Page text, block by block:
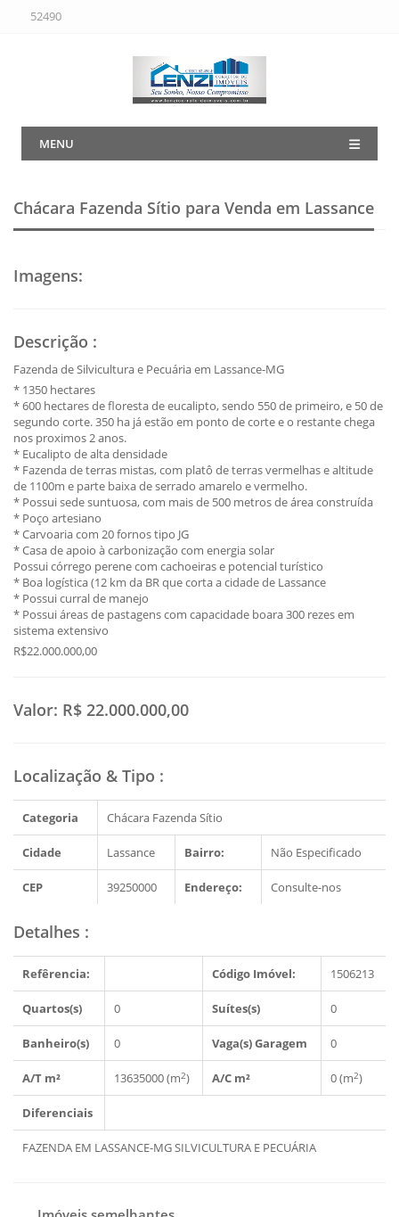
52490
MENU
Chácara Fazenda Sítio para Venda em Lassance
Imagens:
Descrição :
Fazenda de Silvicultura e Pecuária em Lassance-MG
* 1350 hectares
* 600 hectares de floresta de eucalipto, sendo 550 de primeiro, e 50 de
segundo corte. 350 ha já estão em ponto de corte e o restante chega
nos proximos 2 anos.
* Eucalipto de alta densidade
* Fazenda de terras mistas, com platô de terras vermelhas e altitude
de 1100m e parte baixa de serrado amarelo e vermelho.
* Possui sede suntuosa, com mais de 500 metros de área construída
* Poço artesiano
* Carvoaria com 20 fornos tipo JG
* Casa de apoio à carbonização com energia solar
Possui córrego perene com cachoeiras e potencial turístico
* Boa logística (12 km da BR que corta a cidade de Lassance
* Possui curral de manejo
* Possui áreas de pastagens com capacidade boara 300 rezes em
sistema extensivo
R$22.000.000,00
Valor: R$ 22.000.000,00
Localização & Tipo :
Categoria Chácara Fazenda Sítio
Cidade Lassance Bairro: Não Especificado
CEP 39250000 Endereço: Consulte-nos
Detalhes :
Refêrencia: Código Imóvel: 1506213
Quartos(s) 0 Suítes(s) 0
Banheiro(s) 0 Vaga(s) Garagem 0
A/T m² 13635000 (m2) A/C m² 0 (m2)
Diferenciais
FAZENDA EM LASSANCE-MG SILVICULTURA E PECUÁRIA